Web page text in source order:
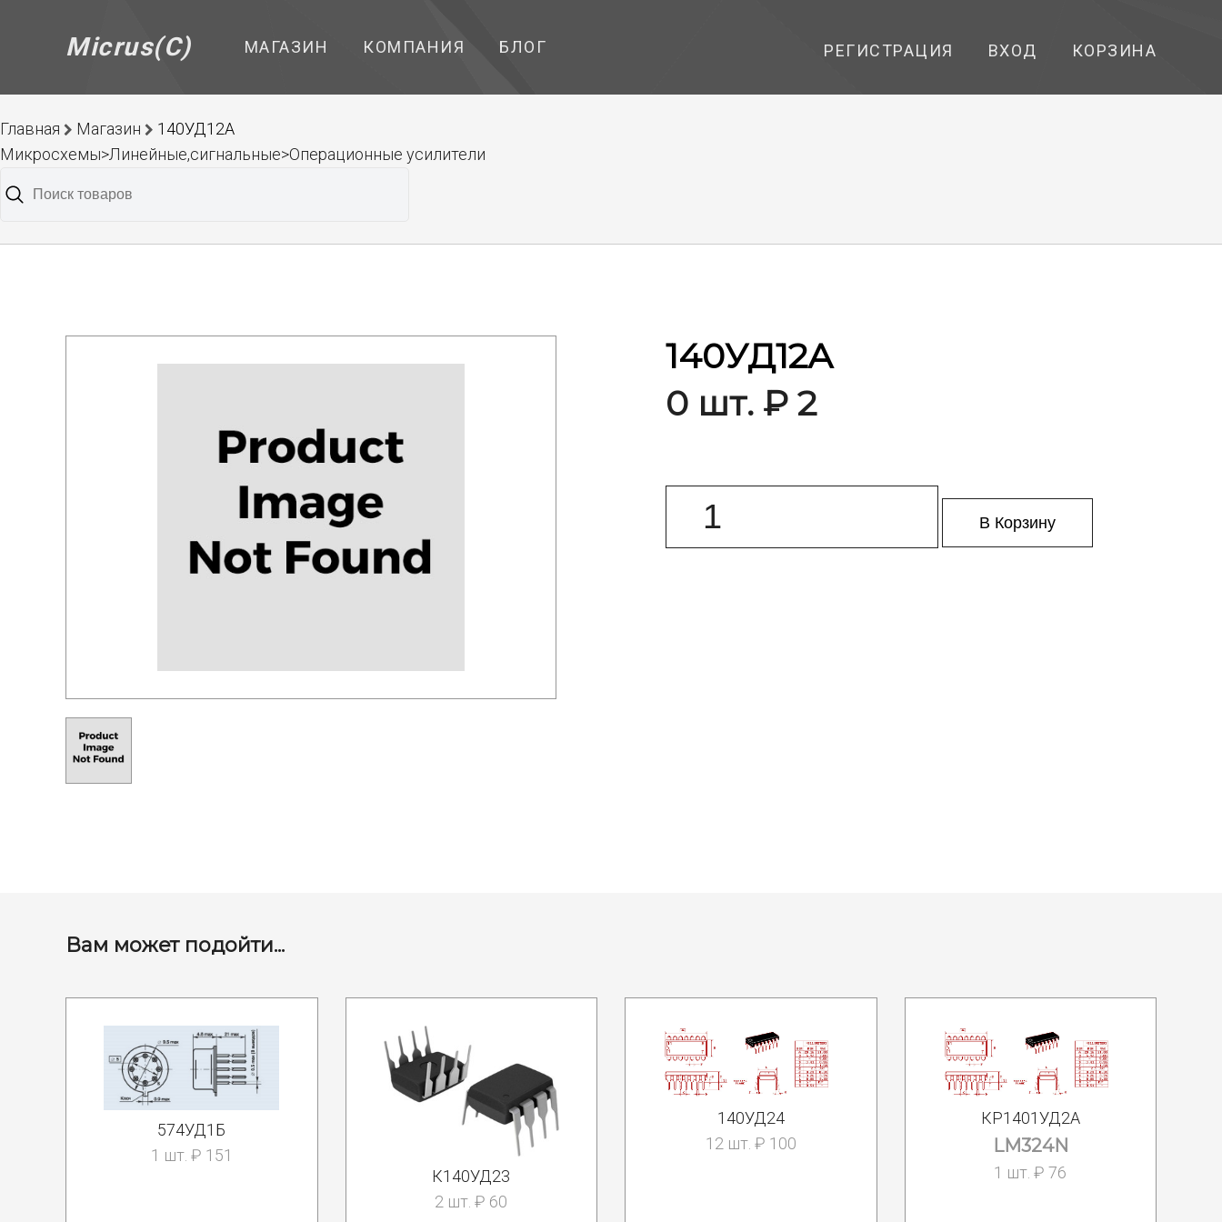
Micrus(C) МАГАЗИН КОМПАНИЯ БЛОГ РЕГИСТРАЦИЯ ВХОД КОРЗИНА
Главная Магазин
140УД12А
Микросхемы>Линейные,сигнальные>Операционные усилители
140УД12А
0 шт. ₽ 2
В Корзину
Вам может подойти...
574УД1Б
1 шт. ₽ 151
К140УД23
2 шт. ₽ 60
140УД24
12 шт. ₽ 100
КР1401УД2А
LM324N
1 шт. ₽ 76